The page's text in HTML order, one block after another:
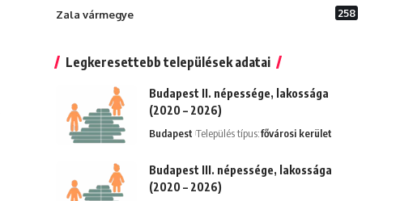
Zala vármegye 258
Legkeresettebb települések adatai
Budapest II. népessége, lakossága
(2020 – 2026)
Budapest Település típus:fővárosi kerület
Budapest III. népessége, lakossága
(2020 – 2026)